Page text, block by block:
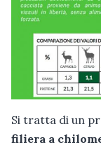
Si tratta di un
filiera a